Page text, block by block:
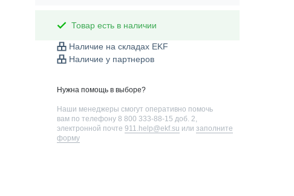
Товар есть в наличии
Наличие на складах EKF
Наличие у партнеров
Нужна помощь в выборе?
Наши менеджеры смогут оперативно помочь
вам по телефону 8 800 333-88-15 доб. 2
электронной почте 911.help@ekf.su или заполните
форму